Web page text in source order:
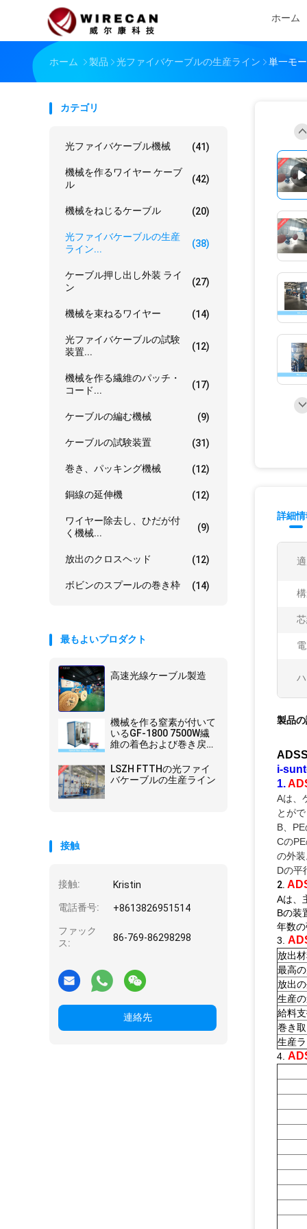
ホーム
ホーム 製品 光ファイバケーブルの生産ライン 単一モ
カテゴリ
光ファイバケーブル機械 (41)
機械を作るワイヤー ケーブ
ル
(42)
機械をねじるケーブル (20)
光ファイバケーブルの生産
ライン...
(38)
ケーブル押し出し外装 ライ
ン
(27)
機械を束ねるワイヤー (14)
光ファイバケーブルの試験
装置...
(12)
機械を作る繊維のパッチ・
コード...
(17)
ケーブルの編む機械 (9)
ケーブルの試験装置 (31)
巻き、パッキング機械 (12)
銅線の延伸機 (12)
ワイヤー除去し、ひだが付
く機械...
(9)
放出のクロスヘッド (12)
ボビンのスプールの巻き枠 (14)
最もよいプロダクト
高速光線ケーブル製造
機械を作る窒素が付いて
いるGF-1800 7500W繊
維の着色および巻き戻す
LSZH FTTHの光ファイ
バケーブルの生産ライン
接触
接触: Kristin
電話番号: +8613826951514
ファック
ス:
86-769-86298298
連絡先
詳細
製品
i-
1.
Aは、
とが
B、
Cの
の外
Dの平
2.
Aは、
Bの装
年数
3.
放出
最高
放出
生産
給料
巻き
生産
4.